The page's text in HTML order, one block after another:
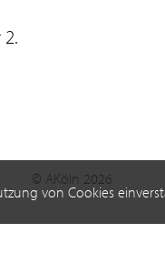
von Cookies
© AKöln 2026